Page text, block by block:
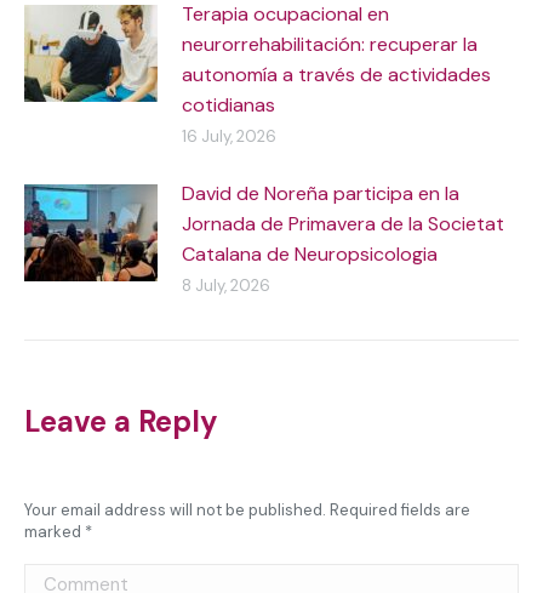
Terapia ocupacional en
neurorrehabilitación: recuperar la
autonomía a través de actividades
cotidianas
16 July, 2026
David de Noreña participa en la
Jornada de Primavera de la Societat
Catalana de Neuropsicologia
8 July, 2026
Leave a Reply
Your email address will not be published. Required fields are
marked *
Comment